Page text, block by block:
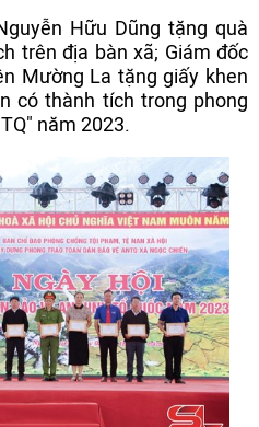
Hữu Dũng tặng quà
trên địa bàn xã; Giám đốc
Mường La tặng giấy khen
có thành tích trong phong
năm 2023.